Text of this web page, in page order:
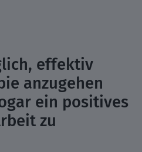
effektiv
anzugehen
ein positives
zu